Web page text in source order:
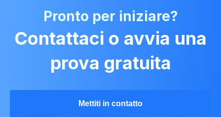
Pronto per iniziare?
Contattaci o avvia una
prova gratuita
Mettiti in contatto